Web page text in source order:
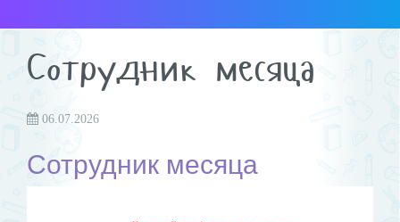
Сотрудник месяца
06.07.2026
Сотрудник месяца